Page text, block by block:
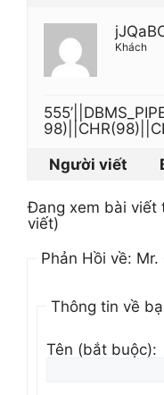
Khách
Người viết
Đang xem bài viết
viết)
Phản Hồi về: Mr.
Thông tin về
Tên (bắt buộc):